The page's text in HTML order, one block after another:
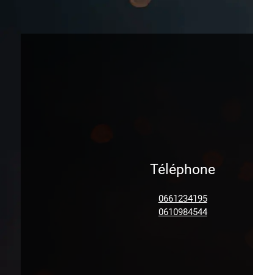
Téléphone
0661234195
0610984544